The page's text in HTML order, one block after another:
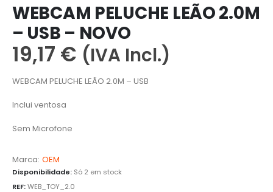
WEBCAM PELUCHE LEÃO 2.0M
– USB – NOVO
19,17 € (IVA Incl.)
WEBCAM PELUCHE LEÃO 2.0M – USB
Inclui ventosa
Sem Microfone
Marca: OEM
Disponibilidade: Só 2 em stock
REF:WEB_TOY_2.0